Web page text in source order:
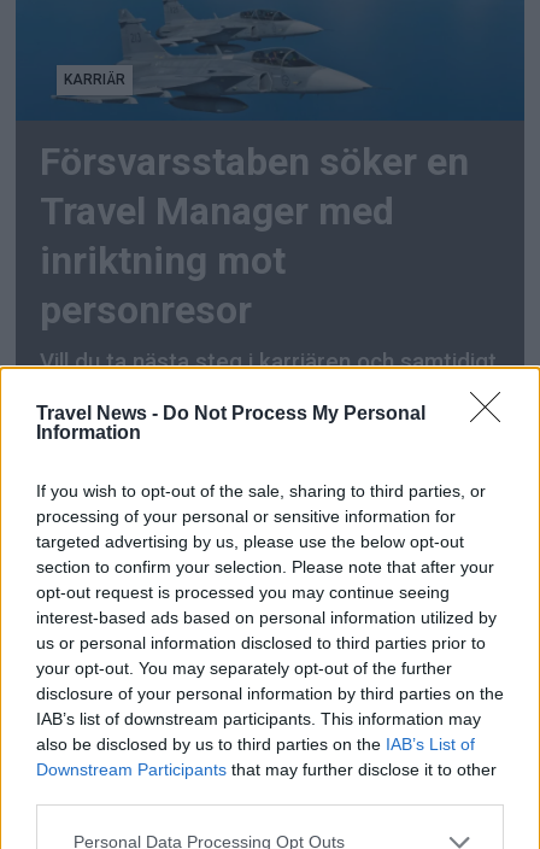
Travel News - Do Not Process My Personal
Information
If you wish to opt-out of the sale, sharing to third parties, or
processing of your personal or sensitive information for
targeted advertising by us, please use the below opt-out
section to confirm your selection. Please note that after your
opt-out request is processed you may continue seeing
interest-based ads based on personal information utilized by
us or personal information disclosed to third parties prior to
your opt-out. You may separately opt-out of the further
disclosure of your personal information by third parties on the
IAB’s list of downstream participants. This information may
also be disclosed by us to third parties on the IAB’s List of
Downstream Participants that may further disclose it to other
Personal Data Processing Opt Outs
KARRIÄR
Försvarsstaben söker en
Travel Manager med
inriktning mot
personresor
Vill du ta nästa steg i karriären och samtidigt
kompetens och förmåga att utveckla
föränderligt omvärldsläge ställer stora krav
på Försvarsmakten? Då kan detta vara en
roll för dig!
PREMIUM